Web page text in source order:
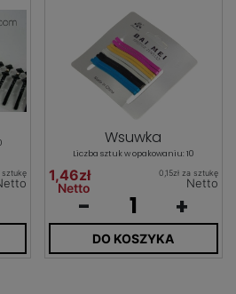
sztukę
Wsuwka
Liczba sztuk w opakowaniu: 10
1,46zł
Netto
0,15zł za sztukę
Netto
- +
DO KOSZYKA